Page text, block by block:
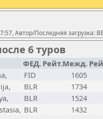
Автор/Последняя загрузка:
6 туров
ФЕД. Рейт.Межд.
FID
1605
BLR
1734
BLR
1524
BLR
1432